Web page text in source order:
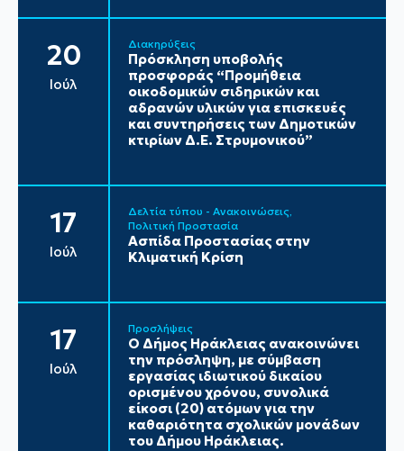
20
Ιούλ
Διακηρύξεις
Πρόσκληση υποβολής
προσφοράς “Προμήθεια
οικοδομικών σιδηρικών και
αδρανών υλικών για επισκευές
και συντηρήσεις των Δημοτικών
κτιρίων Δ.Ε. Στρυμονικού”
17
Ιούλ
Δελτία τύπου - Ανακοινώσεις
Πολιτική Προστασία
Ασπίδα Προστασίας στην
Κλιματική Κρίση
17
Ιούλ
Προσλήψεις
Ο Δήμος Ηράκλειας ανακοινώνει
την πρόσληψη, με σύμβαση
εργασίας ιδιωτικού δικαίου
ορισμένου χρόνου, συνολικά
είκοσι (20) ατόμων για την
καθαριότητα σχολικών μονάδων
του Δήμου Ηράκλειας.